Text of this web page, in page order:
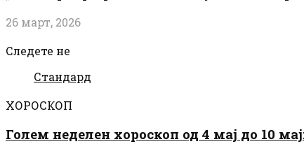
26 март, 2026
Следете не
Стандард
ХОРОСКОП
Голем неделен хороскоп од 4 мај до 10